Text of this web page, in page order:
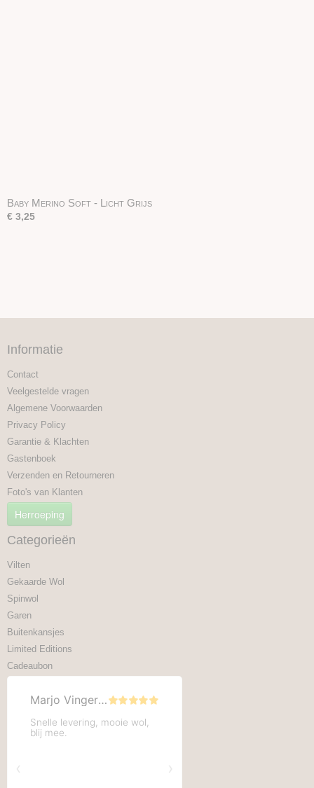
Baby Merino Soft - Licht Grijs
€ 3,25
Informatie
Contact
Veelgestelde vragen
Algemene Voorwaarden
Privacy Policy
Garantie & Klachten
Gastenboek
Verzenden en Retourneren
Foto's van Klanten
Herroeping
Categorieën
Vilten
Gekaarde Wol
Spinwol
Garen
Buitenkansjes
Limited Editions
Cadeaubon